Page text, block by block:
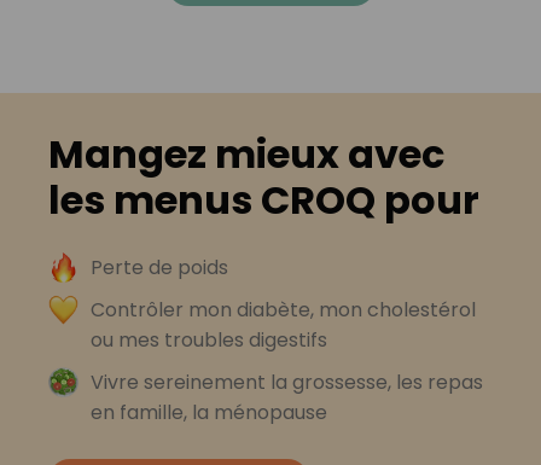
Mangez mieux avec
les menus CROQ pour
Perte de poids
Contrôler mon diabète, mon cholestérol
ou mes troubles digestifs
Vivre sereinement la grossesse, les repas
en famille, la ménopause